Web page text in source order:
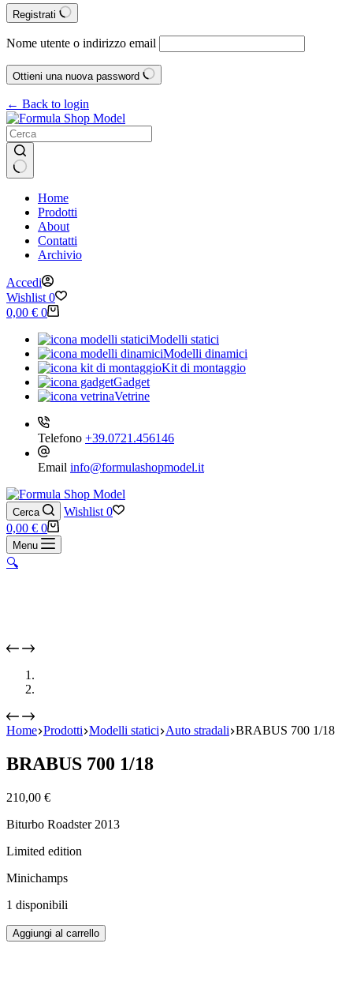
Registrati
Nome utente o indirizzo email
Ottieni una nuova password
← Back to login
risultatoHome
Prodotti
About
Contatti
Archivio
Accedi
Wishlist 0
Carrello
0,00 € 0
Modelli statici
Modelli dinamici
Kit di montaggio
Gadget
Vetrine
Telefono +39.0721.456146
Email info@formulashopmodel.it
Cerca Wishlist 0
Carrello
0,00 € 0
Menu
🔍
Home Prodotti Modelli statici Auto stradali BRABUS 700 1/18
BRABUS 700 1/18
210,00 €
Biturbo Roadster 2013
Limited edition
Minichamps
1 disponibili
BRABUS
700
Aggiungi al carrello